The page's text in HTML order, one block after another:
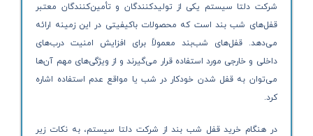
شرکت دلتا سیستم یکی از تولیدکنندگان و تأمین‌کنندگان معتبر
قفل‌های شب بند است که محصولات باکیفیتی در این زمینه ارائه
می‌دهد. قفل‌های شب‌بند معمولاً برای افزایش امنیت درب‌های
داخلی و خارجی مورد استفاده قرار می‌گیرند و از ویژگی‌های مهم آن‌ها
می‌توان به قفل شدن خودکار در شب یا مواقع عدم استفاده اشاره
کرد.
در هنگام خرید قفل شب بند از شرکت دلتا سیستم، به نکات زیر